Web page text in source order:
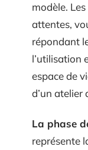
modèle.
attentes,
répondant
l’utilisation
espace de
d’un atelier
La phase
représente